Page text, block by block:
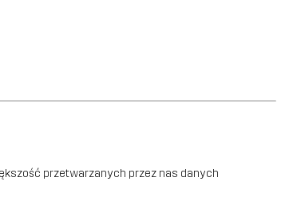
przetwarzanych przez nas danych